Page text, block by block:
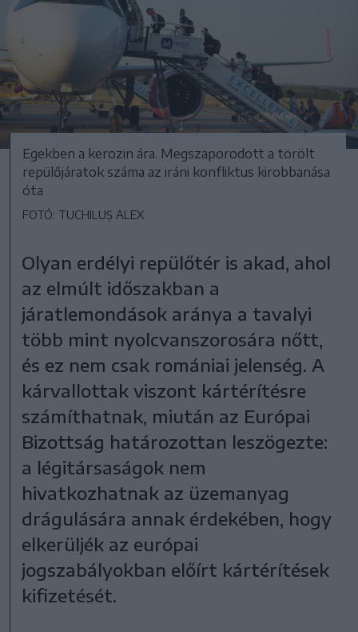
Egekben a kerozin ára. Megszaporodott a törölt
repülőjáratok száma az iráni konfliktus kirobbanása
óta
FOTÓ: TUCHILUȘ ALEX
Olyan erdélyi repülőtér is akad, ahol
az elmúlt időszakban a
járatlemondások aránya a tavalyi
több mint nyolcvanszorosára nőtt,
és ez nem csak romániai jelenség. A
kárvallottak viszont kártérítésre
számíthatnak, miután az Európai
Bizottság határozottan leszögezte:
a légitársaságok nem
hivatkozhatnak az üzemanyag
drágulására annak érdekében, hogy
elkerüljék az európai
jogszabályokban előírt kártérítések
kifizetését.